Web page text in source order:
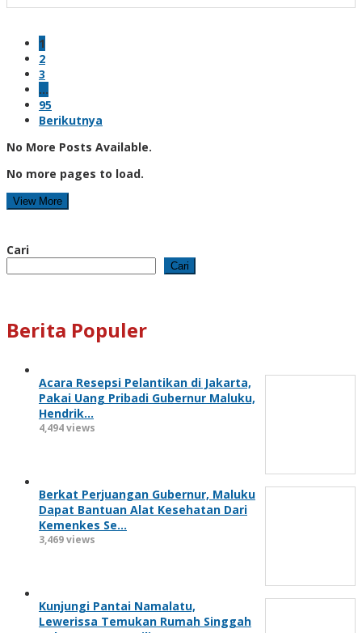
1
2
3
…
95
Berikutnya
No More Posts Available.
No more pages to load.
View More
Cari
Cari
Berita Populer
Acara Resepsi Pelantikan di Jakarta,
Pakai Uang Pribadi Gubernur Maluku,
Hendrik…
4,494 views
Berkat Perjuangan Gubernur, Maluku
Dapat Bantuan Alat Kesehatan Dari
Kemenkes Se…
3,469 views
Kunjungi Pantai Namalatu,
Lewerissa Temukan Rumah Singgah